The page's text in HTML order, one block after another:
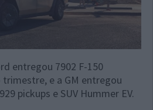
entregou 7902 F-150
e a GM entregou
pickups e SUV Hummer EV.